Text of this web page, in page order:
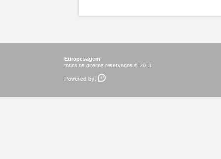
Europesagem
todos os direitos reservados © 2013